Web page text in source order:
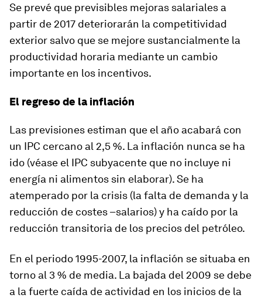
Se prevé que previsibles mejoras salariales a
partir de 2017 deteriorarán la competitividad
exterior salvo que se mejore sustancialmente la
productividad horaria mediante un cambio
importante en los incentivos.
El regreso de la inflación
Las previsiones estiman que el año acabará con
un IPC cercano al 2,5 %. La inflación nunca se ha
ido (véase el IPC subyacente que no incluye ni
energía ni alimentos sin elaborar). Se ha
atemperado por la crisis (la falta de demanda y la
reducción de costes –salarios) y ha caído por la
reducción transitoria de los precios del petróleo.
En el periodo 1995-2007, la inflación se situaba en
torno al 3 % de media. La bajada del 2009 se debe
a la fuerte caída de actividad en los inicios de la